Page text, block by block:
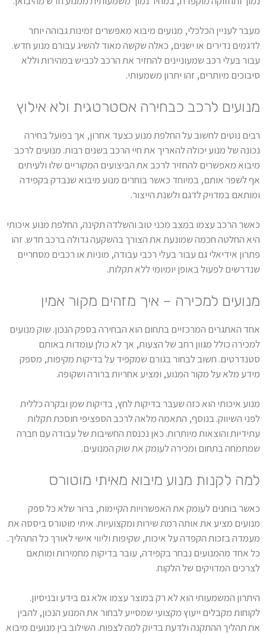
מעבר לעניין הכלכלי, מנועים מיבוא מאפשרים זמינות גבוהה יותר
לדגמים נדירים או ישנים, כאלה שקשה מאוד להשיג עבורם מנוע חדש.
עבור בעלי רכב שמעוניינים להחזיר את הרכב לכביש במהירות וללא
סיבוכים מיותרים, זהו יתרון משמעותי.
מנועים לרכב כבחירה אסטרטגית ולא אילוץ
רבים נוטים לחשוב על החלפת מנוע כצעד אחרון, אך בפועל בחירה
נכונה של מנוע יכולה להאריך את חיי הרכב בשנים רבות. מנועים לרכב
מיבוא מאפשרים להחזיר לרכב את הביצועים המקוריים שלו ולעיתים
אף לשפר אותם, במיוחד כאשר בוחרים מנוע מיבוא שנבדק בקפידה
ומותאם במדויק לדגם ולשנת הייצור.
כאשר הרכב עצמו במצב מכני טוב והשלדה תקינה, החלפת מנוע איכותי
היא החלטה חכמה שמונעת את הצורך בהשקעה גדולה ברכב חדש. זהו
פתרון אידיאלי גם עבור בעלי רכבי עבודה, מוניות או רכבים מסחריים
שנדרשים לפעול באופן יומיומי ללא תקלות.
מנועים למכירה – איך מזהים מקור אמין
אחד האתגרים המרכזיים בתחום הוא הבחירה בספק הנכון. שוק מנועים
למכירה כולל מגוון רחב של הצעות, אך לא כולן עומדות באותם
סטנדרטים. חשוב לבחור בגורם שמקפיד על בדיקות מקיפות, מספק
מידע מלא על מקור המנוע, ומציע אחריות ברורה ושקופה.
מנוע איכותי הוא כזה שעבר בדיקות לחץ, בדיקות שמן ובקרה כללית
לפני השיווק. בנוסף, התאמה מלאה לרכב הספציפי חוסכת תקלות
עתידיות והוצאות מיותרות. כאן נכנסת החשיבות של עבודה עם חברה
שמתמחה בתחום ומכירה לעומק את שוק המנועים.
למה לקנות מנוע מיבוא מאיתי מוטורס
כאשר בוחנים לעומק את האפשרויות הקיימות, ברור שלא כל ספק
מנועים מציע את אותה רמת שירות ומקצועיות. איתי מוטורס ביססה את
מעמדה בזכות הקפדה על איכות, שקיפות וליווי אישי לאורך כל התהליך.
כל אחד מהמנועים נבחר בקפידה, עובר בדיקות מחמירות ומותאם
לצרכים המדויקים של הלקוח.
היתרון המשמעותי הוא לא רק במוצר עצמו אלא גם בידע ובניסיון.
לקוחות מקבלים ייעוץ מקצועי שמסייע לבחור את המנוע הנכון, להבין
את תהליך ההתקנה ולדעת בדיוק למה לצפות. השילוב בין מנועים מיבוא